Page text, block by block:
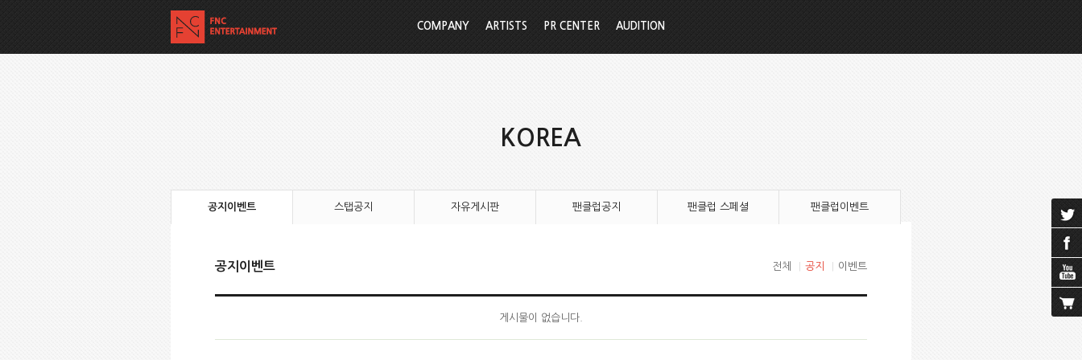
COMPANY ARTISTS PR CENTER AUDITION
KOREA
공지이벤트 스탭공지 자유게시판 팬클럽공지 팬클럽 스페셜 팬클럽이벤트
공지이벤트 전체 공지 이벤트
게시물이 없습니다.